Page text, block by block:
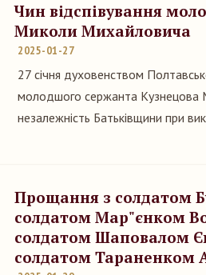
Чин відспівування
Миколи Михайловича
2025-01-27
27 січня духовенством
молодшого сержанта Кузнецова
незалежність Батьківщини при
Прощання з солдатом
солдатом Мар"єнком
солдатом Шаповалом
солдатом Тараненком